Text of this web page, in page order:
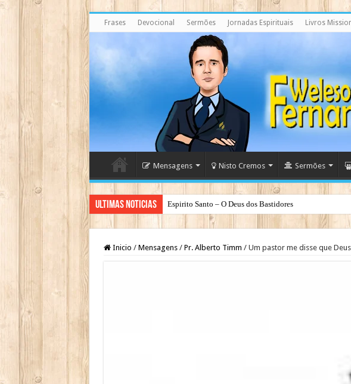
Frases Devocional Sermões Jornadas Espirituais Livros
Mensagens Nisto Cremos Sermões
Ultimas Noticias Espirito Santo – O Deus dos Bastidores
Inicio / Mensagens / Pr. Alberto Timm / Um pastor me disse que